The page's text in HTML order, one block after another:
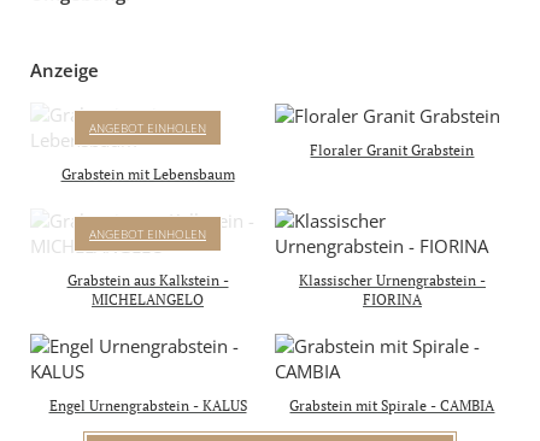
Anzeige
ANNOT
GRABSTEIN MIT
& Aufbau inkl.
4.950 €inkl. 19% MwSt
ANGEBOT EINHOLEN
Grabstein mit Lebensbaum
Floraler Granit Grabstein
MICHELANGELO
GRABSTEIN MIT RELIEF
KAPELLE
& Aufbau in D, A & CH
4.450 €
ANGEBOT EINHOLEN
Grabstein aus Kalkstein -
MICHELANGELO
Klassischer Urnengrabstein -
FIORINA
Engel Urnengrabstein - KALUS Grabstein mit Spirale - CAMBIA